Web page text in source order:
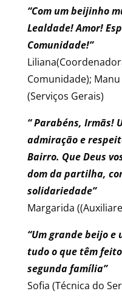
“Com um beijinho
Lealdade! Amor!
Comunidade!”
Comunidade);
(Serviços Gerais)
“ Parabéns, Irmãs!
admiração e
Bairro. Que Deus
dom da partilha,
solidariedade”
Margarida
“Um grande beijo
tudo o que têm
segunda família”
Sofia (Técnica do